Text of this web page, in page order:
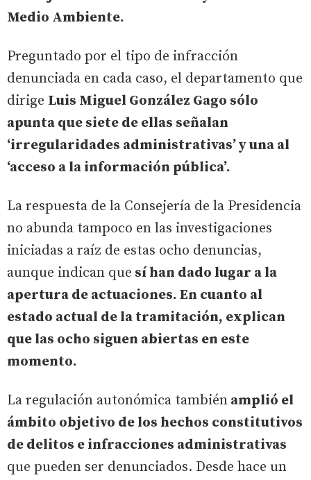
Medio Ambiente.
Preguntado por el tipo de infracción
denunciada en cada caso, el departamento que
dirige Luis Miguel González Gago sólo
apunta que siete de ellas señalan
‘irregularidades administrativas’ y una al
‘acceso a la información pública’.
La respuesta de la Consejería de la Presidencia
no abunda tampoco en las investigaciones
iniciadas a raíz de estas ocho denuncias,
aunque indican que sí han dado lugar a la
apertura de actuaciones. En cuanto al
estado actual de la tramitación, explican
que las ocho siguen abiertas en este
momento.
La regulación autonómica también amplió el
ámbito objetivo de los hechos constitutivos
de delitos e infracciones administrativas
que pueden ser denunciados. Desde hace un